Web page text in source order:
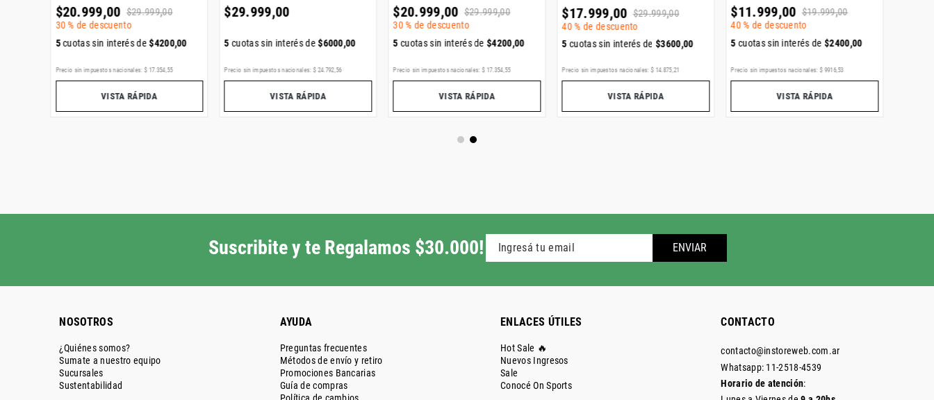
$20.999,00 $29.999,00
30 % de descuento
5cuotas sin interés de$4200,00
Precio sin impuestos nacionales: $ 17.354 55
VISTA RÁPIDA
$29.999,00
5cuotas sin interés de$6000,00
Precio sin impuestos nacionales: $ 24.792 56
VISTA RÁPIDA
$20.999,00 $29.999,00
30 % de descuento
5cuotas sin interés de$4200,00
Precio sin impuestos nacionales: $ 17. 354, 55
VISTA RÁPIDA
$17.999,00 $29.999,00
40 % de descuento
5cuotas sin interés de$3600,00
Precio sin impuestos nacionales: $ 14. 875,21
VISTA RÁPIDA
$11.999,00 $19.999,00
40 % de descuento
5cuotas sin interés de$2400,00
Precio sin impuestos nacionales: $ 9916, 53
VISTA RÁPIDA
Suscribite y te Regalamos $30.000! ENVIAR
NOSOTROS
¿Quiénes somos?
Sumate a nuestro equipo
Sucursales
Sustentabilidad
AYUDA
Preguntas frecuentes
Métodos de envío y retiro
Promociones Bancarias
Guía de compras
ENLACES ÚTILES
Hot Sale 🔥
Nuevos Ingresos
Sale
Conocé On Sports
CONTACTO
contacto@instoreweb.com.ar
Whatsapp: 11-2518-4539
Horario de atención: